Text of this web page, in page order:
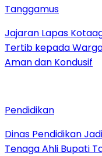
Tanggamus
Jajaran Lapas
Tertib kepada
Aman dan Kondusif
Pendidikan
Dinas Pendidikan
Tenaga Ahli Bupati